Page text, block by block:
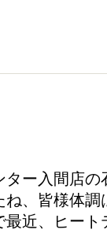
ー入間店の
、皆様体
近、ヒー